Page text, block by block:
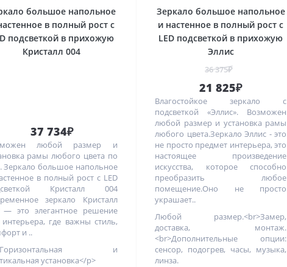
большое напольное
в полный рост с
подсветкой в прихожую
Кристалл 004
37 734₽
любой размер и
рамы любого цвета по
Зеркало большое напольное
в полный рост с LED
Кристалл 004
зеркало Кристалл
— это элегантное решение
интерьера, где важны стиль,
и ..
и
установка</p>
Зеркало большое напольное
и настенное в полный рост с
LED подсветкой в прихожую
Эллис
36 375₽
21 825₽
Влагостойкое зеркало с
подсветкой «Эллис». Возможен
любой размер и установка рамы
любого цвета.Зеркало Эллис - это
не просто предмет интерьера, это
настоящее произведение
искусства, которое способно
преобразить любое
помещение.Оно не просто
украшает..
Любой размер.<br>Замер,
доставка, монтаж.
<br>Дополнительные опции:
сенсор, подогрев, часы, музыка,
линза.